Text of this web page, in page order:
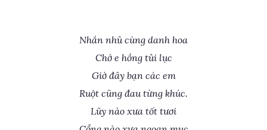
Nhắn nhủ cùng danh hoa
Chớ e hồng tủi lục
Giờ đây bạn các em
Ruột cũng đau từng khúc.
Lũy nào xưa tốt tươi